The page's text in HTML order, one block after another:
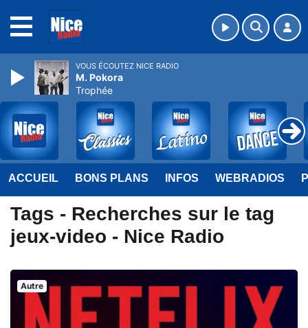
ACCUEIL BONS PLANS INFOS WEBRADIOS
Tags - Recherches sur le tag
jeux-video - Nice Radio
Autre
VOUS ÉCOUTEZ NICE RADIO
M. Pokora
Trophée